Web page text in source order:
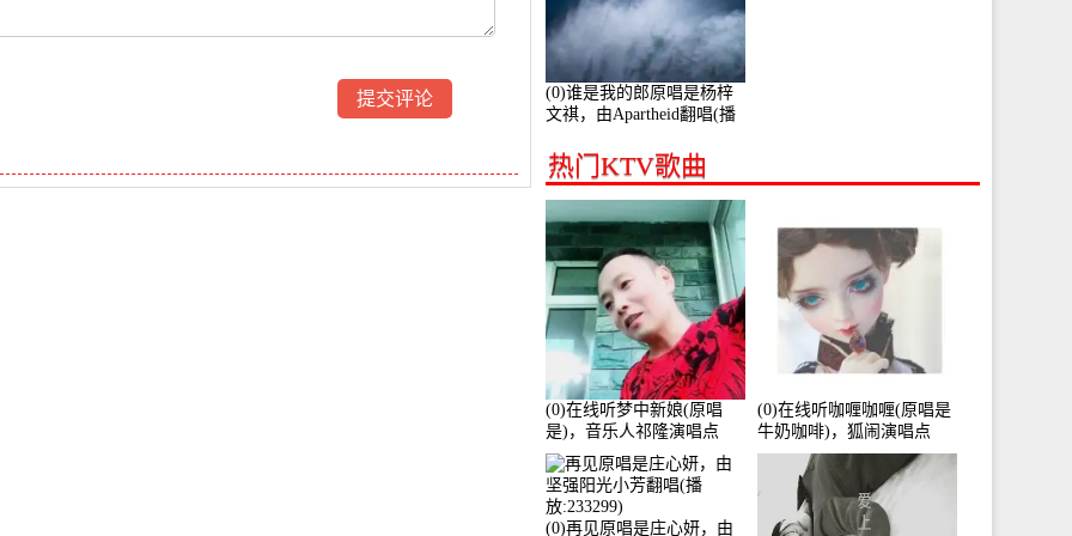
(0)谁是我的郎原唱是杨梓
文祺，由Apartheid翻唱(播
热门KTV歌曲
(0)在线听梦中新娘(原唱
是)，音乐人祁隆演唱点
播:2713192次
(0)在线听咖喱咖喱(原唱是
牛奶咖啡)，狐闹演唱点
播:287579次
(0)再见原唱是庄心妍，由